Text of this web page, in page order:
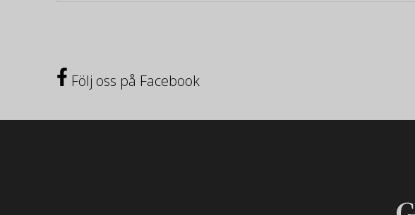
Följ oss på Facebook